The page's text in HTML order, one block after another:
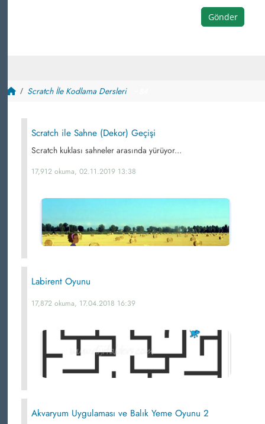
Gönder
Scratch İle Kodlama Dersleri
Scratch ile Sahne (Dekor) Geçişi
Scratch kuklası sahneler arasında yürüyor...
17,912 okuma, 02.11.2019 13:38
Labirent Oyunu
17,872 okuma, 17.04.2018 16:39
Akvaryum Uygulaması ve Balık Yeme Oyunu 2